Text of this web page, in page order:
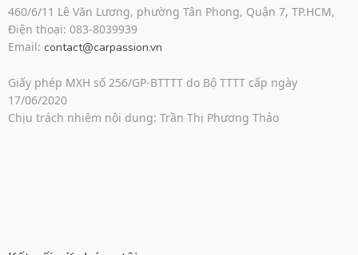
460/6/11 Lê Văn Lương, phường Tân Phong, Quận 7, TP.HCM,
Điện thoại: 083-8039939
Email: contact@carpassion.vn
Giấy phép MXH số 256/GP-BTTTT do Bộ TTTT cấp ngày
17/06/2020
Chịu trách nhiệm nội dung: Trần Thị Phương Thảo